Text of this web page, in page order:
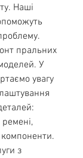
Наші
пральних
У
увагу
з